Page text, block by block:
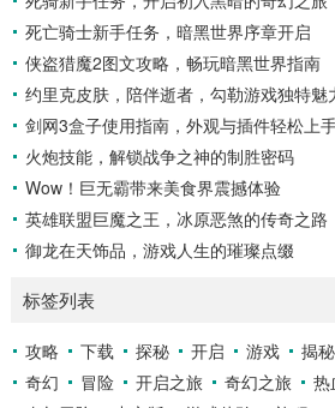
色的视力和反应能力,更需要大
死亡骑士新手任务，暗黑世界序章开启
侠盗猎魔2图文攻略，畅玩暗黑世界指南
约里克皮肤，陪伴逝者，勾勒游戏独特魅
剑网3盒子使用指南，外观与插件轻松上
火炮技能，解锁战争之神的制胜密码
Wow！巨无霸带来美食界震撼体验
英雄联盟巨魔之王，冰原恶煞的传奇之路
御龙在天饰品，游戏人生的璀璨点缀
标签列表
攻略 下载 探秘 开启 游戏 揭秘
奇幻
冒险 开启之旅 奇幻之旅 热